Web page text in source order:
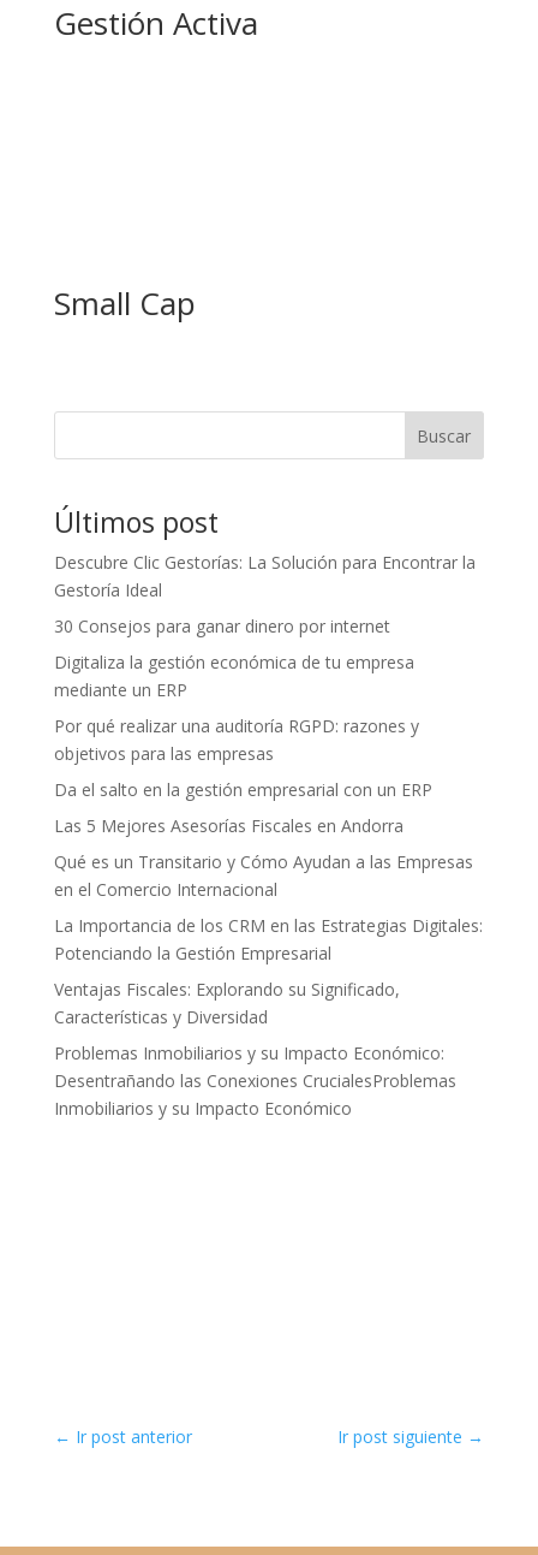
Gestión Activa
Small Cap
Buscar
Últimos post
Descubre Clic Gestorías: La Solución para Encontrar la
Gestoría Ideal
30 Consejos para ganar dinero por internet
Digitaliza la gestión económica de tu empresa
mediante un ERP
Por qué realizar una auditoría RGPD: razones y
objetivos para las empresas
Da el salto en la gestión empresarial con un ERP
Las 5 Mejores Asesorías Fiscales en Andorra
Qué es un Transitario y Cómo Ayudan a las Empresas
en el Comercio Internacional
La Importancia de los CRM en las Estrategias Digitales:
Potenciando la Gestión Empresarial
Ventajas Fiscales: Explorando su Significado,
Características y Diversidad
Problemas Inmobiliarios y su Impacto Económico:
Desentrañando las Conexiones CrucialesProblemas
Inmobiliarios y su Impacto Económico
← Ir post anterior Ir post siguiente →